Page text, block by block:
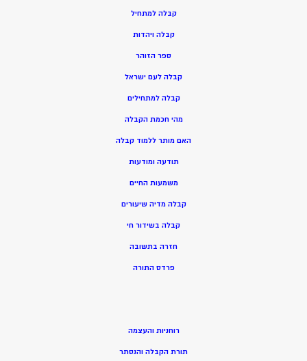
קבלה למתחיל
קבלה ויהדות
ספר הזוהר
קבלה לעם ישראל
קבלה למתחילים
מהי חכמת הקבלה
האם מותר ללמוד קבלה
תודעה ומודעות
משמעות החיים
קבלה מדיה שיעורים
קבלה בשידור חי
חזרה בתשובה
פרדס התורה
רוחניות והעצמה
תורת הקבלה והנסתר